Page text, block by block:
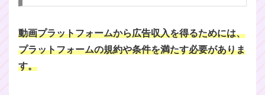
動画プラットフォームから広告収入を得るためには、
プラットフォームの規約や条件を満たす必要がありま
す。